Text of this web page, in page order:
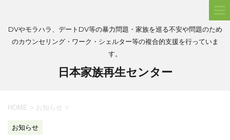
DVやモラハラ、デートDV等の暴力問題・家族を巡る不安や問題のため
のカウンセリング・ワーク・シェルター等の複合的支援を行っていま
す。
日本家族再生センター
HOME > お知らせ >
お知らせ